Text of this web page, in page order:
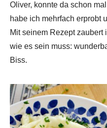
Oliver, konnte da schon
habe ich mehrfach erprobt
Mit seinem Rezept zaubert
wie es sein muss:
Biss.